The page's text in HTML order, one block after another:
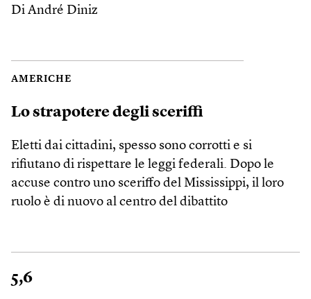
Di André Diniz
AMERICHE
Lo strapotere degli sceriffi
Eletti dai cittadini, spesso sono corrotti e si
rifiutano di rispettare le leggi federali. Dopo le
accuse contro uno sceriffo del Mississippi, il loro
ruolo è di nuovo al centro del dibattito
5,6